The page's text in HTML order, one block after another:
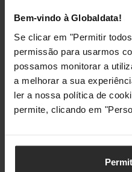
Bem-vindo à Globaldata!
Se clicar em "Permitir
permissão para usarmos
possamos monitorar a
a melhorar a sua
ler a nossa política de
permite, clicando em
Limite de
temperaturas
-
Humidade relativa de
funcionamento (H-H)
0 -
Humidade de não
0 -